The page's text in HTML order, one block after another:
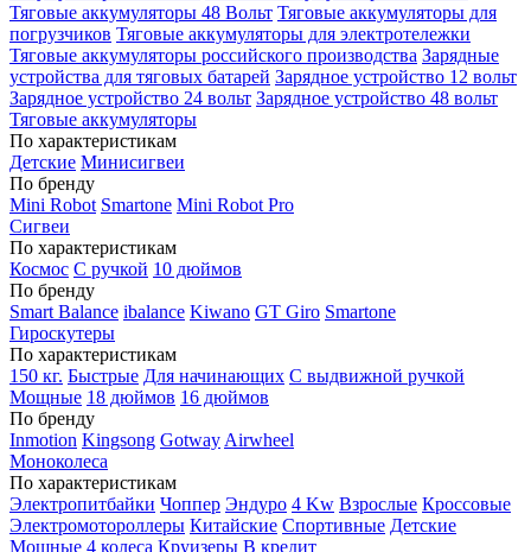
Тяговые аккумуляторы 48 Вольт Тяговые аккумуляторы для
погрузчиков Тяговые аккумуляторы для электротележки
Тяговые аккумуляторы российского производства Зарядные
устройства для тяговых батарей Зарядное устройство 12 вольт
Зарядное устройство 24 вольт Зарядное устройство 48 вольт
Тяговые аккумуляторы
По характеристикам
Детские Минисигвеи
По бренду
Mini Robot Smartone Mini Robot Pro
Сигвеи
По характеристикам
Космос С ручкой 10 дюймов
По бренду
Smart Balance ibalance Kiwano GT Giro Smartone
Гироскутеры
По характеристикам
150 кг. Быстрые Для начинающих С выдвижной ручкой
Мощные 18 дюймов 16 дюймов
По бренду
Inmotion Kingsong Gotway Airwheel
Моноколеса
По характеристикам
Электропитбайки Чоппер Эндуро 4 Kw Взрослые Кроссовые
Электромотороллеры Китайские Спортивные Детские
Мощные 4 колеса Круизеры В кредит